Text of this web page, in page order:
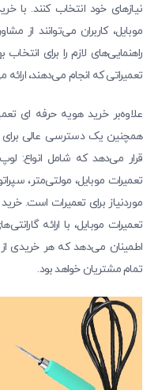
نیازهای خود انتخاب کنند. با
موبایل، کاربران می‌توانند
راهنمایی‌های لازم را برای
تعمیراتی که انجام می‌دهند،
علاوه‌بر خرید هویه حرفه‌ ای
همچنین یک دسترسی عالی
قرار می‌دهد که شامل انواع:
تعمیرات موبایل، مولتی‌متر،
موردنیاز برای تعمیرات است. خرید
تعمیرات موبایل، با ارائه
اطمینان می‌دهد که هر خریدی
تمام مشتریان خواهد بود.